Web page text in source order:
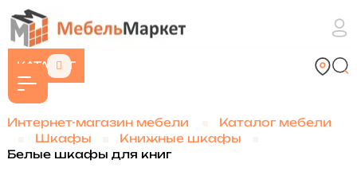
КАТАЛОГ
Интернет-магазин мебели
Каталог мебели
Шкафы
Книжные шкафы
Белые шкафы для книг